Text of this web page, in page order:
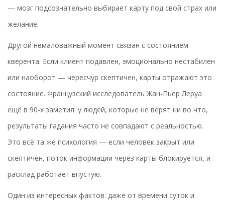
— мозг подсознательно выбирает карту под свой страх или
желание.
Другой немаловажный момент связан с состоянием
кверента. Если клиент подавлен, эмоционально нестабилен
или наоборот — чересчур скептичен, карты отражают это
состояние. Французский исследователь Жан-Пьер Леруа
ещё в 90-х заметил: у людей, которые не верят ни во что,
результаты гадания часто не совпадают с реальностью.
Это всё та же психология — если человек закрыт или
скептичен, поток информации через карты блокируется, и
расклад работает впустую.
Один из интересных фактов: даже от времени суток и